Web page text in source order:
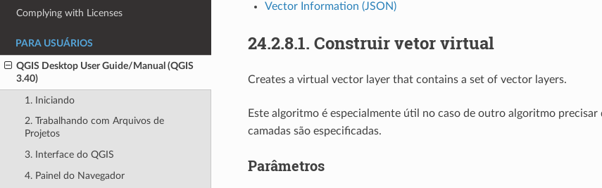
Complying with Licenses
PARA USUÁRIOS
QGIS Desktop User Guide/Manual (QGIS
3.40)
1. Iniciando
2. Trabalhando com Arquivos de
Projetos
3. Interface do QGIS
4. Painel do Navegador
Vector Information (JSON)
24.2.8.1. Construir vetor virtual
Creates a virtual vector layer that contains a set of vector layers.
Este algoritmo é especialmente útil no caso de outro algoritmo precisar
camadas são especificadas.
Parâmetros